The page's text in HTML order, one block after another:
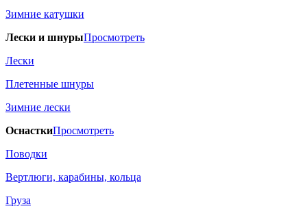
Зимние катушки
Лески и шнурыПросмотреть
Лески
Плетенные шнуры
Зимние лески
ОснасткиПросмотреть
Поводки
Вертлюги, карабины, кольца
Груза